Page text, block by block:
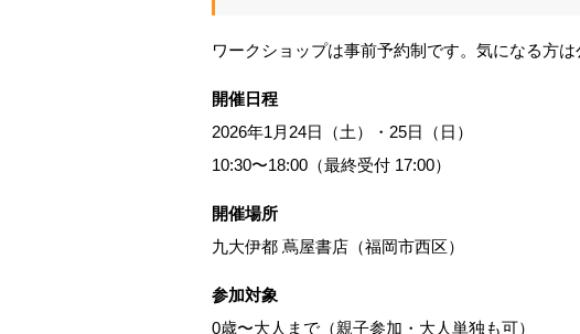
ワークショップは事前予約制です。気になる方
開催日程
2026年1月24日（土）・25日（日）
10:30〜18:00（最終受付 17:00）
開催場所
九大伊都 蔦屋書店（福岡市西区）
参加対象
0歳〜大人まで（親子参加・大人単独も可）